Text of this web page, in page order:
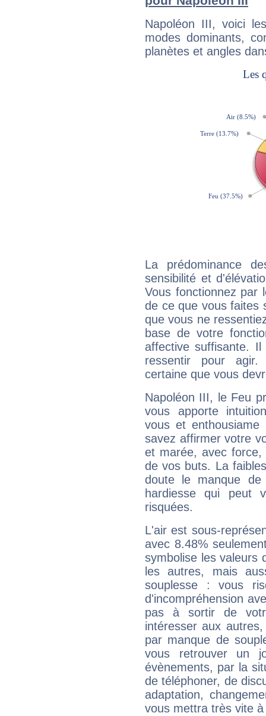
Napoléon III, voici
modes dominants,
planètes et angles
La prédominance
sensibilité et
Vous fonctionnez
de ce que vous faites
que vous ne
base de votre
affective suffisante.
ressentir pour agir.
certaine que vous
Napoléon III, le Feu
vous apporte
vous et
savez affirmer votre
et marée, avec
de vos buts. La
doute le manque
hardiesse qui peut
risquées.
L'air est sous-
avec 8.48%
symbolise les valeurs
les autres, mais
souplesse : vous
d'incompréhension
pas à sortir de
intéresser aux
par manque de
vous retrouver un
évènements, par la
de téléphoner, de
adaptation,
vous mettra très vite